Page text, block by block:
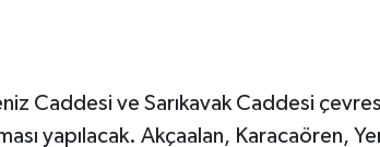
Caddesi ve Sarıkavak Caddesi
yapılacak. Akçaalan, Karacaören,